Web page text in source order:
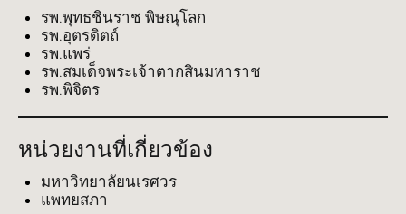
รพ.พุทธชินราช พิษณุโลก
รพ.อุตรดิตถ์
รพ.แพร่
รพ.สมเด็จพระเจ้าตากสินมหาราช
รพ.พิจิตร
หน่วยงานที่เกี่ยวข้อง
มหาวิทยาลัยนเรศวร
แพทยสภา